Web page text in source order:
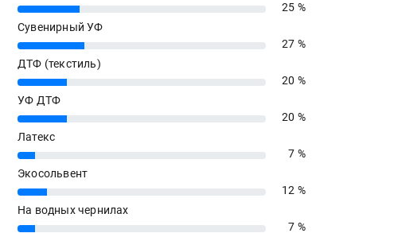
25%
25 %
Сувенирный УФ
27%
27 %
ДТФ (текстиль)
20%
20 %
УФ ДТФ
20%
20 %
Латекс
7%
7 %
Экосольвент
12%
12 %
На водных чернилах
7%
7 %